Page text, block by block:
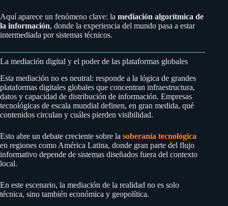
Aquí aparece un fenómeno clave: la mediación algorítmica de
la información, donde la experiencia del mundo pasa a estar
intermediada por sistemas técnicos.
La mediación digital y el poder de las plataformas globales
Esta mediación no es neutral: responde a la lógica de grandes
plataformas digitales globales que concentran infraestructura,
datos y capacidad de distribución de información. Empresas
tecnológicas de escala mundial definen, en gran medida, qué
contenidos circulan y cuáles pierden visibilidad.
Esto abre un debate creciente sobre la soberanía tecnológica
en regiones como América Latina, donde gran parte del flujo
informativo depende de sistemas diseñados fuera del contexto
local.
En este escenario, la mediación de la realidad no es solo
técnica, sino también económica y geopolítica.